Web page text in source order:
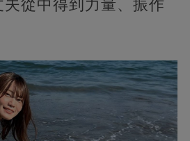
從中得到力量、振作